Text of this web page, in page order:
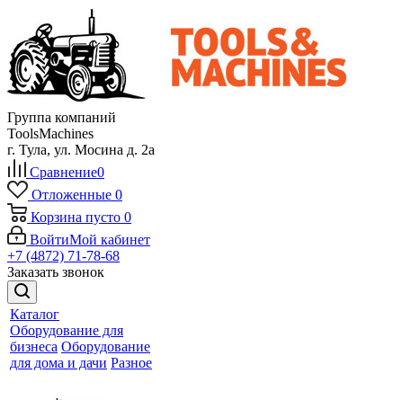
Группа компаний
ToolsMachines
г. Тула, ул. Мосина д. 2а
Сравнение0
Отложенные 0
Корзина пусто 0
ВойтиМой кабинет
+7 (4872) 71-78-68
Заказать звонок
Каталог
Оборудование для
бизнеса Оборудование
для дома и дачи Разное